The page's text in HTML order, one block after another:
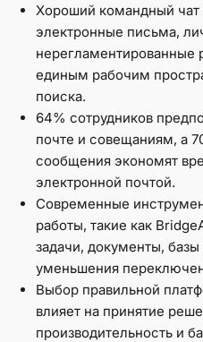
Хороший командный чат
электронные письма,
нерегламентированные
единым рабочим
поиска.
64% сотрудников
почте и совещаниям, а
сообщения экономят
электронной почтой.
Современные
работы, такие как
задачи, документы,
уменьшения
Выбор правильной
влияет на принятие
производительность и